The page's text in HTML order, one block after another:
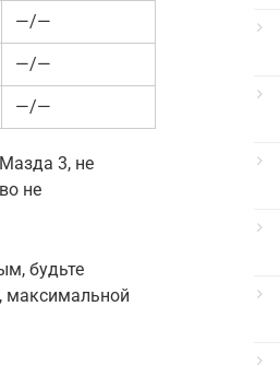
—/—
—/—
—/—
3, не
не
будьте
максимальной